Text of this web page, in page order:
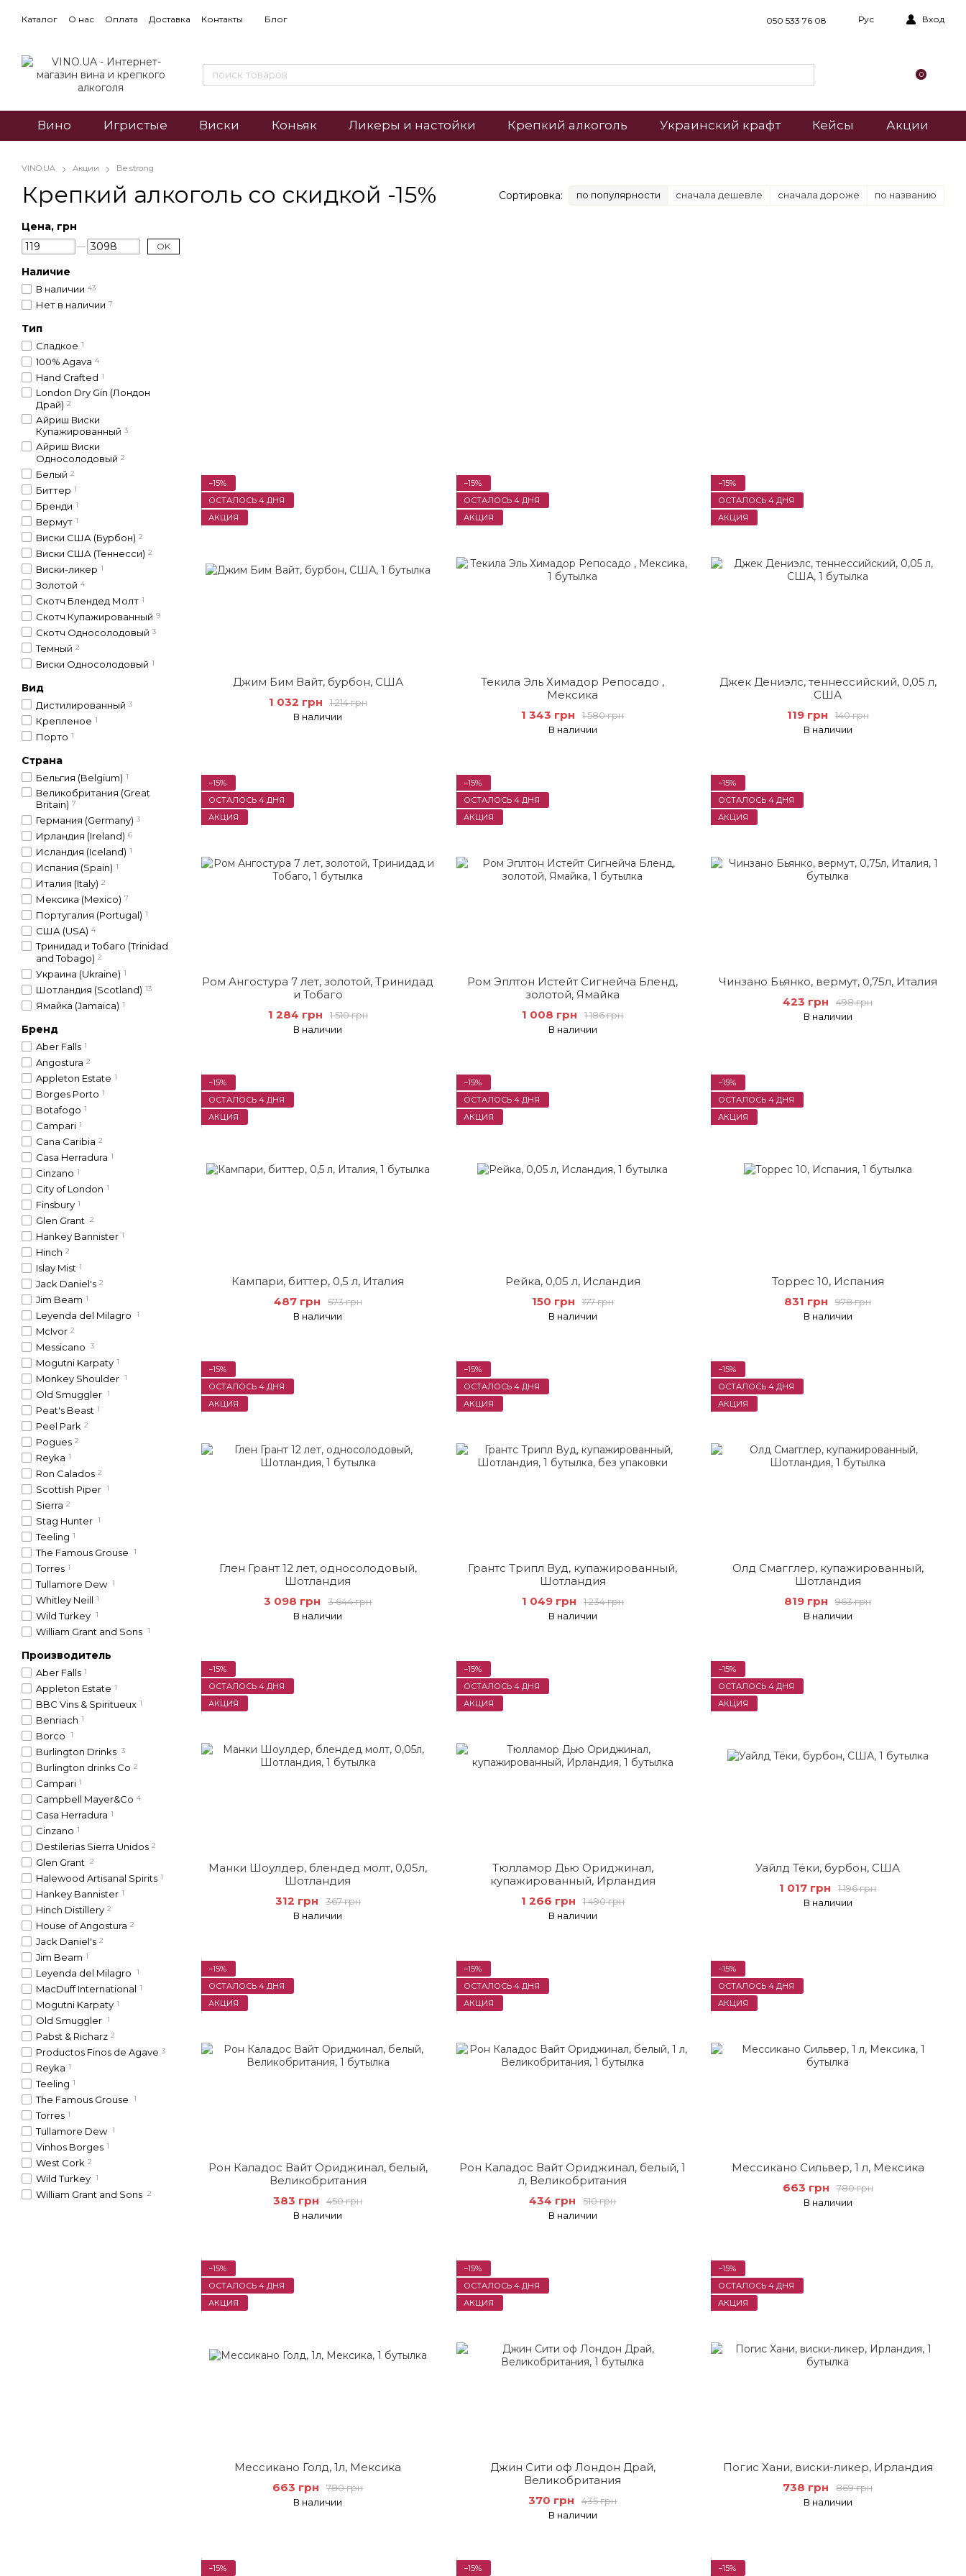
Каталог О нас Оплата Доставка Контакты Блог 050 533 76 08 Рус Вход
0
Вино Игристые Виски Коньяк Ликеры и настойки Крепкий алкоголь Украинский крафт Кейсы Акции
VINO.UA Акции Be strong
Крепкий алкоголь со скидкой -15% Сортировка: по популярности сначала дешевле сначала дороже по названию
−15%
ОСТАЛОСЬ 4 ДНЯ
АКЦИЯ
Джим Бим Вайт, бурбон, США
1 214 грн
1 032 грн
В наличии
−15%
ОСТАЛОСЬ 4 ДНЯ
АКЦИЯ
Текила Эль Химадор Репосадо ,
Мексика
1 580 грн
1 343 грн
В наличии
−15%
ОСТАЛОСЬ 4 ДНЯ
АКЦИЯ
Джек Дениэлс, теннессийский, 0,05 л,
США
140 грн
119 грн
В наличии
−15%
ОСТАЛОСЬ 4 ДНЯ
АКЦИЯ
Ром Ангостура 7 лет, золотой, Тринидад
и Тобаго
1 510 грн
1 284 грн
В наличии
−15%
ОСТАЛОСЬ 4 ДНЯ
АКЦИЯ
Ром Эплтон Истейт Сигнейча Бленд,
золотой, Ямайка
1 186 грн
1 008 грн
В наличии
−15%
ОСТАЛОСЬ 4 ДНЯ
АКЦИЯ
Чинзано Бьянко, вермут, 0,75л, Италия
498 грн
423 грн
В наличии
−15%
ОСТАЛОСЬ 4 ДНЯ
АКЦИЯ
Кампари, биттер, 0,5 л, Италия
573 грн
487 грн
В наличии
−15%
ОСТАЛОСЬ 4 ДНЯ
АКЦИЯ
Рейка, 0,05 л, Исландия
177 грн
150 грн
В наличии
−15%
ОСТАЛОСЬ 4 ДНЯ
АКЦИЯ
Торрес 10, Испания
978 грн
831 грн
В наличии
−15%
ОСТАЛОСЬ 4 ДНЯ
АКЦИЯ
Глен Грант 12 лет, односолодовый,
Шотландия
3 644 грн
3 098 грн
В наличии
−15%
ОСТАЛОСЬ 4 ДНЯ
АКЦИЯ
Грантс Трипл Вуд, купажированный,
Шотландия
1 234 грн
1 049 грн
В наличии
−15%
ОСТАЛОСЬ 4 ДНЯ
АКЦИЯ
Олд Смагглер, купажированный,
Шотландия
963 грн
819 грн
В наличии
−15%
ОСТАЛОСЬ 4 ДНЯ
АКЦИЯ
Манки Шоулдер, блендед молт, 0,05л,
Шотландия
367 грн
312 грн
В наличии
−15%
ОСТАЛОСЬ 4 ДНЯ
АКЦИЯ
Тюлламор Дью Ориджинал,
купажированный, Ирландия
1 490 грн
1 266 грн
В наличии
−15%
ОСТАЛОСЬ 4 ДНЯ
АКЦИЯ
Уайлд Тёки, бурбон, США
1 196 грн
1 017 грн
В наличии
−15%
ОСТАЛОСЬ 4 ДНЯ
АКЦИЯ
Рон Каладос Вайт Ориджинал, белый,
Великобритания
450 грн
383 грн
В наличии
−15%
ОСТАЛОСЬ 4 ДНЯ
АКЦИЯ
Рон Каладос Вайт Ориджинал, белый, 1
л, Великобритания
510 грн
434 грн
В наличии
−15%
ОСТАЛОСЬ 4 ДНЯ
АКЦИЯ
Мессикано Сильвер, 1 л, Мексика
780 грн
663 грн
В наличии
−15%
ОСТАЛОСЬ 4 ДНЯ
АКЦИЯ
Мессикано Голд, 1л, Мексика
780 грн
663 грн
В наличии
−15%
ОСТАЛОСЬ 4 ДНЯ
АКЦИЯ
Джин Сити оф Лондон Драй,
Великобритания
435 грн
370 грн
В наличии
−15%
ОСТАЛОСЬ 4 ДНЯ
АКЦИЯ
Погис Хани, виски-ликер, Ирландия
869 грн
738 грн
В наличии
−15% −15% −15%
Цена, грн
OK
Наличие
В наличии 43
Нет в наличии 7
Тип
Сладкое 1
100% Agava 4
Hand Crafted 1
London Dry Gin (Лондон
Драй) 2
Айриш Виски
Купажированный 3
Айриш Виски
Односолодовый 2
Белый 2
Биттер 1
Бренди 1
Вермут 1
Виски США (Бурбон) 2
Виски США (Теннесси) 2
Виски-ликер 1
Золотой 4
Скотч Блендед Молт 1
Скотч Купажированный 9
Скотч Односолодовый 3
Темный 2
Виски Односолодовый 1
Вид
Дистилированный 3
Крепленое 1
Порто 1
Страна
Бельгия (Belgium) 1
Великобритания (Great
Britain) 7
Германия (Germany) 3
Ирландия (Ireland) 6
Исландия (Iceland) 1
Испания (Spain) 1
Италия (Italy) 2
Мексика (Mexico) 7
Португалия (Portugal) 1
США (USA) 4
Тринидад и Тобаго (Trinidad
and Tobago) 2
Украина (Ukraine) 1
Шотландия (Scotland) 13
Ямайка (Jamaica) 1
Бренд
Aber Falls 1
Angostura 2
Appleton Estate 1
Borges Porto 1
Botafogo 1
Campari 1
Cana Caribia 2
Casa Herradura 1
Cinzano 1
City of London 1
Finsbury 1
Glen Grant 2
Hankey Bannister 1
Hinch 2
Islay Mist 1
Jack Daniel's 2
Jim Beam 1
Leyenda del Milagro 1
McIvor 2
Messicano 3
Mogutni Karpaty 1
Monkey Shoulder 1
Old Smuggler 1
Peat's Beast 1
Peel Park 2
Pogues 2
Reyka 1
Ron Calados 2
Scottish Piper 1
Sierra 2
Stag Hunter 1
Teeling 1
The Famous Grouse 1
Torres 1
Tullamore Dew 1
Whitley Neill 1
Wild Turkey 1
William Grant and Sons 1
Производитель
Aber Falls 1
Appleton Estate 1
BBC Vins & Spiritueux 1
Benriach 1
Borco 1
Burlington Drinks 3
Burlington drinks Co 2
Campari 1
Campbell Mayer&Co 4
Casa Herradura 1
Cinzano 1
Destilerias Sierra Unidos 2
Glen Grant 2
Halewood Artisanal Spirits 1
Hankey Bannister 1
Hinch Distillery 2
House of Angostura 2
Jack Daniel's 2
Jim Beam 1
Leyenda del Milagro 1
MacDuff International 1
Mogutni Karpaty 1
Old Smuggler 1
Pabst & Richarz 2
Productos Finos de Agave 3
Reyka 1
Teeling 1
The Famous Grouse 1
Torres 1
Tullamore Dew 1
Vinhos Borges 1
West Cork 2
Wild Turkey 1
William Grant and Sons 2